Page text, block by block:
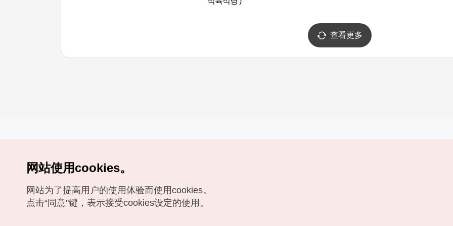
查看更多
如有相关疑问或建议，欢迎来信。VISITKOREA官方邮箱
chnsim@knto.or.kr
网站使用cookies。
网站为了提高用户的使用体验而使用cookies。
点击“同意"键，表示接受cookies设定的使用。